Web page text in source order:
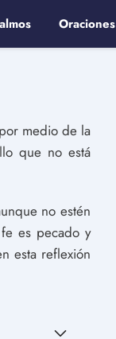
Oraciones
medio de la
que no está
no estén
es pecado y
esta reflexión